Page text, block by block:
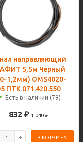
направляющий
5,5м Черный
1,2мм) OMS4020-
ПТК 071.420.550
Есть в наличии (79)
832 ₽ 1 040₽
В КОРЗИНУ